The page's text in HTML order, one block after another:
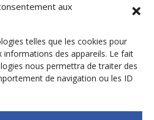
aux
telles que les cookies pour
informations des appareils. Le fait
nous permettra de traiter des
de navigation ou les ID
question ?
Dr Frédéric Menu
Technique FUE DHI